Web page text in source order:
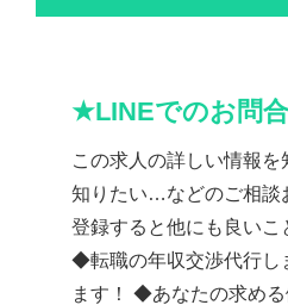
★LINEでのお問
この求人の詳しい情報
知りたい…などのご相談
登録すると他にも良い
◆転職の年収交渉代行し
ます！ ◆あなたの求め